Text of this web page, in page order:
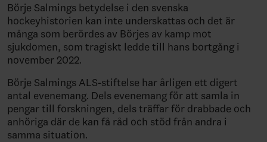
Börje Salmings betydelse i den svenska
hockeyhistorien kan inte underskattas och det är
många som berördes av Börjes av kamp mot
sjukdomen, som tragiskt ledde till hans bortgång i
november 2022.
Börje Salmings ALS-stiftelse har årligen ett digert
antal evenemang. Dels evenemang för att samla in
pengar till forskningen, dels träffar för drabbade och
anhöriga där de kan få råd och stöd från andra i
samma situation.